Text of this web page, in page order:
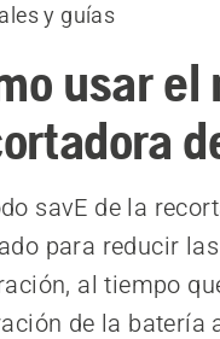
y guías
usar el
savE de la
para reducir
al tiempo
de la batería